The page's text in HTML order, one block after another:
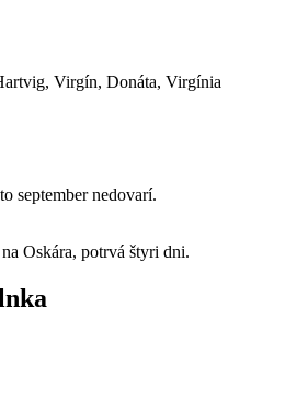
Virgín, Donáta, Virgínia
september nedovarí.
Oskára, potrvá štyri dni.